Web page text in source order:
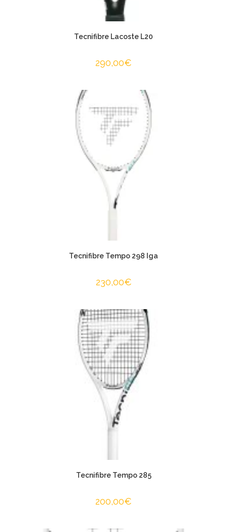
Tecnifibre Lacoste L20
290,00€
Tecnifibre Tempo 298 Iga
230,00€
Tecnifibre Tempo 285
200,00€